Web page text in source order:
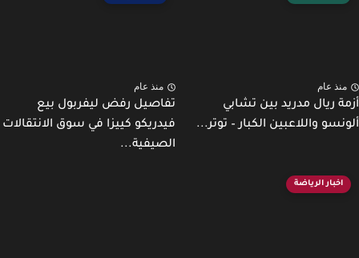
عام
ريال مدريد بين تشابي
واللاعبين الكبار – توتر...
منذ عام
تفاصيل رفض ليفربول بيع
فيدريكو كييزا في سوق الانتقالات
الصيفية...
اخبار الرياضة